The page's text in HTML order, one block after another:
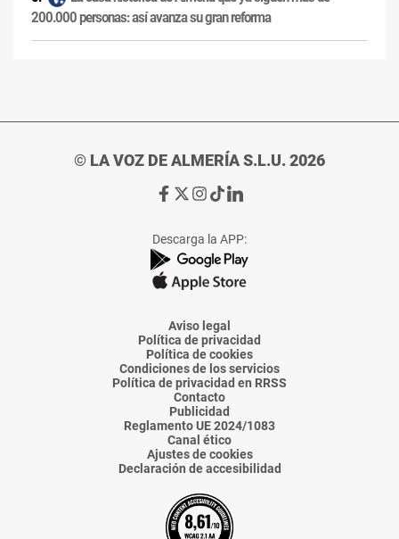
200.000 personas: así avanza su gran reforma
© LA VOZ DE ALMERÍA S.L.U. 2026
Ir
de
La
Voz
Almería
Ir
de
La
Voz
Almería
Ir
de
La
Voz
Almería
Ir
de
La
Voz
Almería
Ir
de
La
Voz
Descarga la APP:
Aviso legal
Política de privacidad
Política de cookies
Condiciones de los servicios
Política de privacidad en RRSS
Contacto
Publicidad
Reglamento UE 2024/1083
Canal ético
Ajustes de cookies
Declaración de accesibilidad